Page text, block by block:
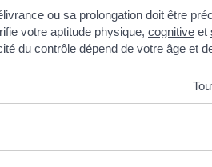
ou sa prolongation doit être
votre aptitude physique, cognitive et
du contrôle dépend de votre âge et